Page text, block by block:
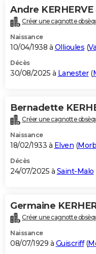
Andre KERHERVE
Créer une cagnotte
Naissance
10/04/1938 à Ollioules (
Décès
30/08/2025 à Lanester(
Bernadette
Créer une cagnotte
Naissance
18/02/1933 à Elven (
Décès
24/07/2025 à Saint-Malo
Germaine
Créer une cagnotte
Naissance
08/07/1929 à Guiscriff(